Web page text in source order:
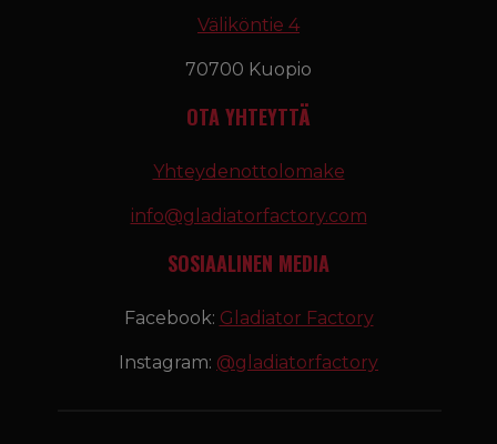
Väliköntie 4
70700 Kuopio
OTA YHTEYTTÄ
Yhteydenottolomake
info@gladiatorfactory.com
SOSIAALINEN MEDIA
Facebook: Gladiator Factory
Instagram: @gladiatorfactory